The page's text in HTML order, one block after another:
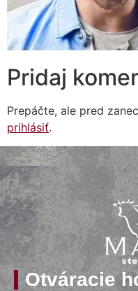
Pridaj
Prepáčte, ale pred
prihlásiť.
Otváracie